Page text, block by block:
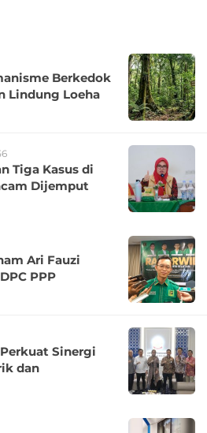
Berkedok
Lindung Loeha
Tiga Kasus di
Dijemput
Ari Fauzi
PPP
Sinergi
dan